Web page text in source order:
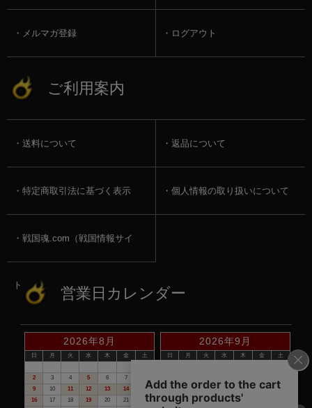
メルマガ登録 ログアウト
ご利用案内
送料について 返品について
特定商取引法に基づく表示 個人情報の取り扱いについて
戦国魂.com（戦国情報サイ
ト） 営業日カレンダー
2026年8月
日 月 火 水 木 金
土
2
3 4 5 6 7
9
10 11 12 13 14
15
16
17 18 19 20 21
22
2026年9月
日 月 火 水 木 金
土
13
14 15 16 17 18
19
20
22 23 24